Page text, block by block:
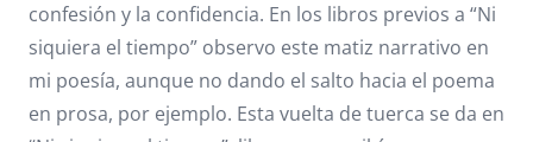
confesión y la confidencia. En los libros previos a “Ni
siquiera el tiempo” observo este matiz narrativo en
mi poesía, aunque no dando el salto hacia el poema
en prosa, por ejemplo. Esta vuelta de tuerca se da en